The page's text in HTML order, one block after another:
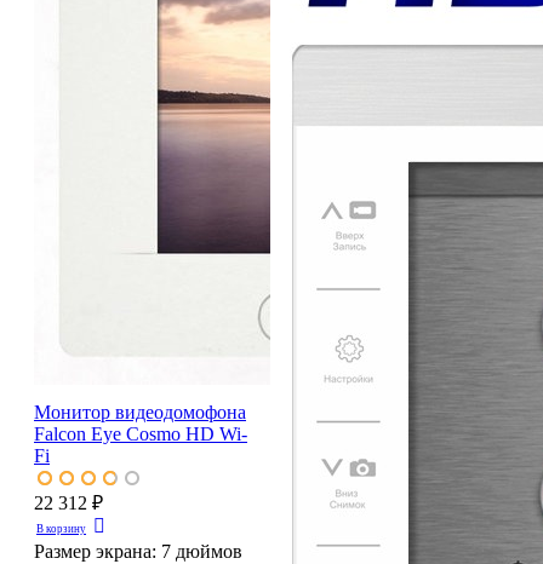
Монитор видеодомофона
Falcon Eye Cosmo HD Wi-
Fi
22 312 ₽
В корзину
Размер экрана: 7 дюймов